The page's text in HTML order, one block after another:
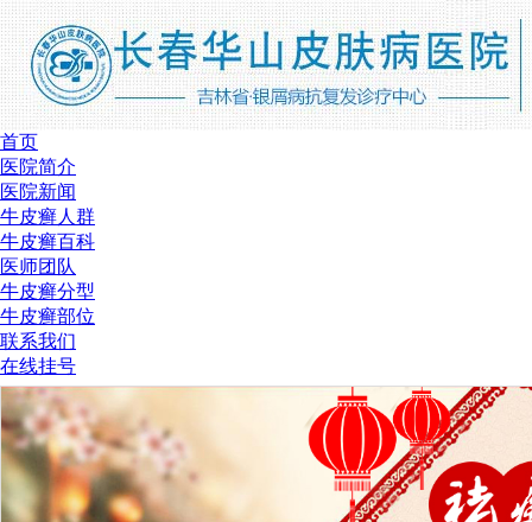
首页
医院简介
医院新闻
牛皮癣人群
牛皮癣百科
医师团队
牛皮癣分型
牛皮癣部位
联系我们
在线挂号